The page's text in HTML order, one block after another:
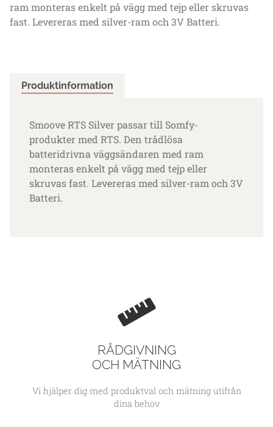
ram monteras enkelt på vägg med tejp eller skruvas
fast. Levereras med silver-ram och 3V Batteri.
Produktinformation
Smoove RTS Silver passar till Somfy-
produkter med RTS. Den trådlösa
batteridrivna väggsändaren med ram
monteras enkelt på vägg med tejp eller
skruvas fast. Levereras med silver-ram och 3V
Batteri.
RÅDGIVNING
OCH MÄTNING
Vi hjälper dig med produktval och mätning utifrån
dina behov